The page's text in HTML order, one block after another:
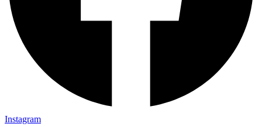
Instagram